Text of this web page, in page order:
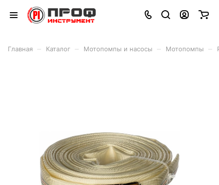
Главная Каталог Мотопомпы и насосы Мотопомпы